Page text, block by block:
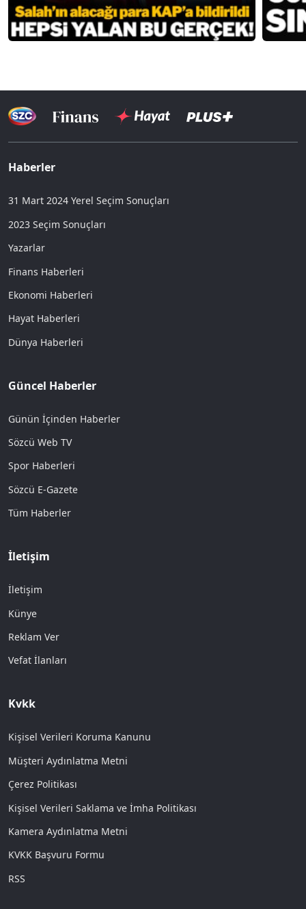
Haberler
31 Mart 2024 Yerel Seçim Sonuçları
2023 Seçim Sonuçları
Yazarlar
Finans Haberleri
Ekonomi Haberleri
Hayat Haberleri
Dünya Haberleri
Güncel Haberler
Günün İçinden Haberler
Sözcü Web TV
Spor Haberleri
Sözcü E-Gazete
Tüm Haberler
İletişim
İletişim
Künye
Reklam Ver
Vefat İlanları
Kvkk
Kişisel Verileri Koruma Kanunu
Müşteri Aydınlatma Metni
Çerez Politikası
Kişisel Verileri Saklama ve İmha Politikası
Kamera Aydınlatma Metni
KVKK Başvuru Formu
RSS